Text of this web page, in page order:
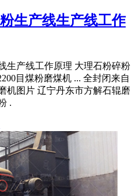
生产线生产线工作
生产线工作原理 大理石粉碎粉
目煤粉磨煤机 ... 全封闭来自
机图片 辽宁丹东市方解石辊磨
.